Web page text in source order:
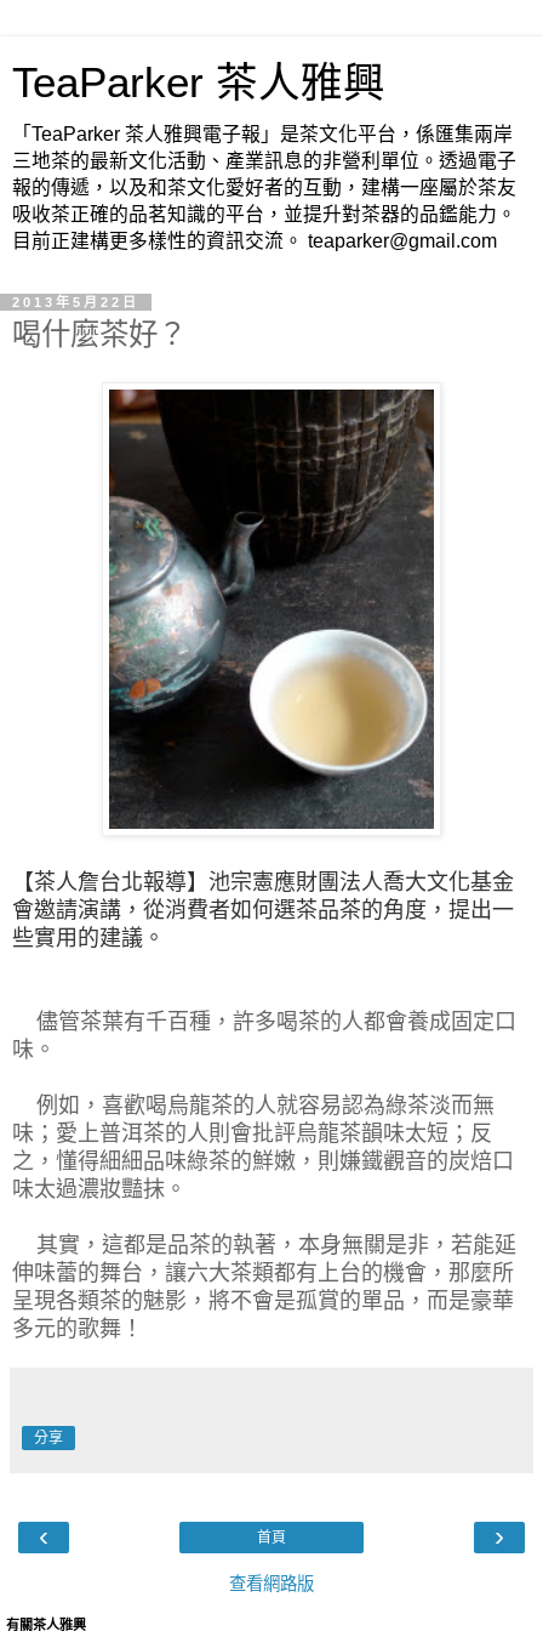
TeaParker 茶人雅興
「TeaParker 茶人雅興電子報」是茶文化平台，係匯集兩岸
三地茶的最新文化活動、產業訊息的非營利單位。透過電子
報的傳遞，以及和茶文化愛好者的互動，建構一座屬於茶友
吸收茶正確的品茗知識的平台，並提升對茶器的品鑑能力。
目前正建構更多樣性的資訊交流。 teaparker@gmail.com
2013年5月22日
喝什麼茶好？
【茶人詹台北報導】 池宗憲應財團法人喬大文化基金
會邀請演講，從消費者如何選茶品茶的角度，提出一
些實用的建議。
儘管茶葉有千百種，許多喝茶的人都會養成固定口
味。
例如，喜歡喝烏龍茶的人就容易認為綠茶淡而無
味；愛上普洱茶的人則會批評烏龍茶韻味太短；反
之，懂得細細品味綠茶的鮮嫩，則嫌鐵觀音的炭焙口
味太過濃妝豔抹。
其實，這都是品茶的執著，本身無關是非，若能延
伸味蕾的舞台，讓六大茶類都有上台的機會，那麼所
呈現各類茶的魅影，將不會是孤賞的單品，而是豪華
多元的歌舞！
分享
‹ ›
首頁
查看網路版
有關茶人雅興